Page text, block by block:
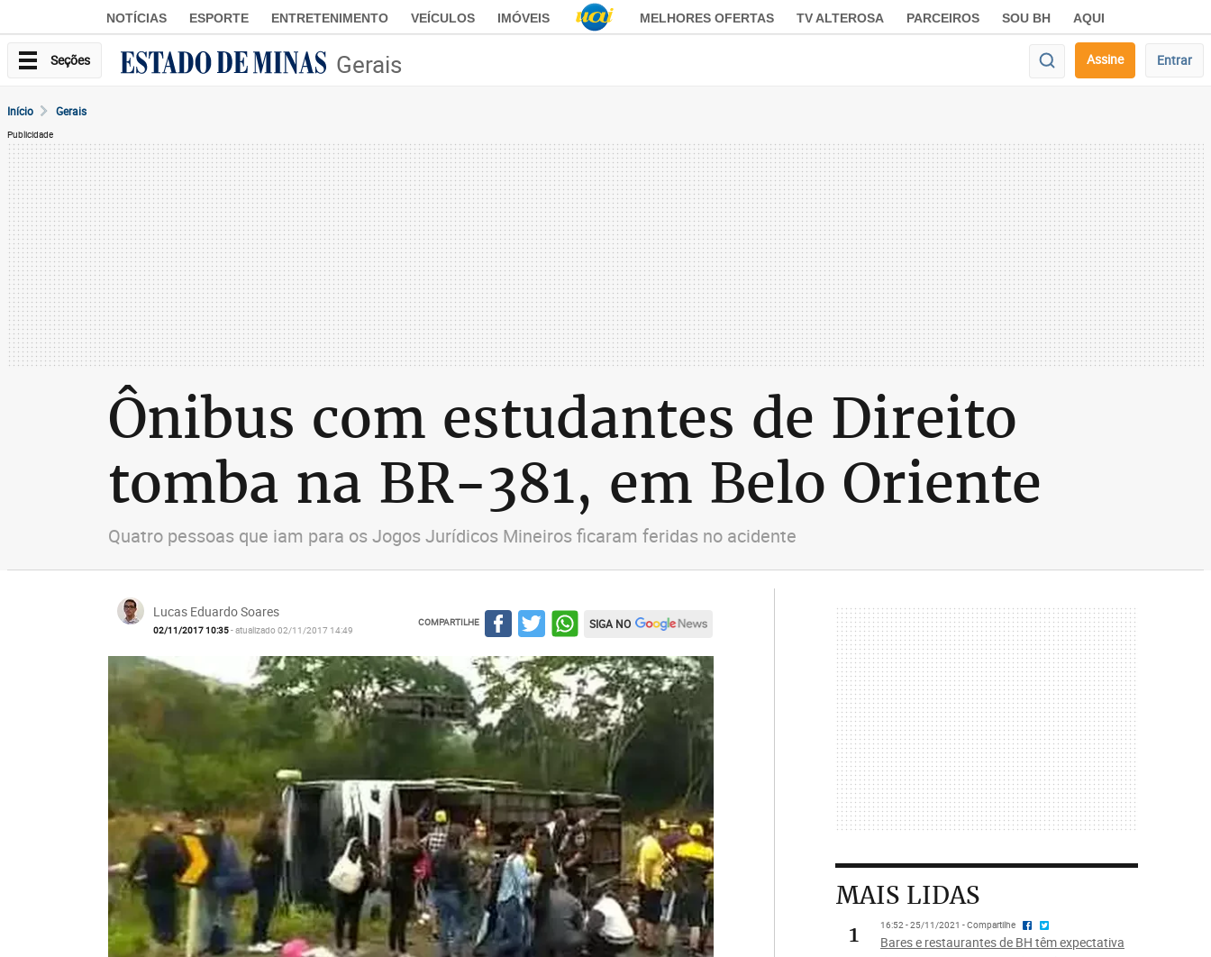
NOTÍCIAS ESPORTE ENTRETENIMENTO VEÍCULOS IMÓVEIS MELHORES OFERTAS TV ALTEROSA PARCEIROS SOU BH AQUI
Seções Gerais Assine Entrar
Início Gerais
Publicidade
Ônibus com estudantes de Direito
tomba na BR-381, em Belo Oriente
Quatro pessoas que iam para os Jogos Jurídicos Mineiros ficaram feridas no acidente
Lucas Eduardo Soares
02/11/2017 10:35- atualizado 02/11/2017 14:49
COMPARTILHE SIGA NO
MAIS LIDAS
1
16:52 - 25/11/2021 - Compartilhe
Bares e restaurantes de BH têm expectativa